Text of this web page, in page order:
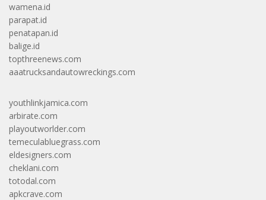
wamena.id
parapat.id
penatapan.id
balige.id
topthreenews.com
aaatrucksandautowreckings.com
youthlinkjamica.com
arbirate.com
playoutworlder.com
temeculabluegrass.com
eldesigners.com
cheklani.com
totodal.com
apkcrave.com